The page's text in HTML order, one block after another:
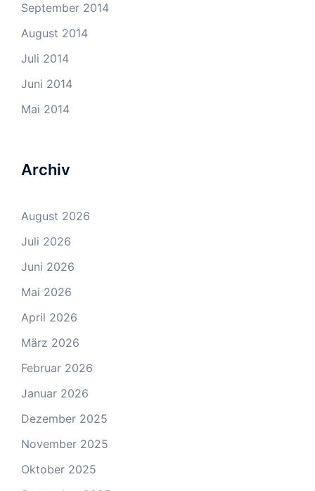
September 2014
August 2014
Juli 2014
Juni 2014
Mai 2014
Archiv
August 2026
Juli 2026
Juni 2026
Mai 2026
April 2026
März 2026
Februar 2026
Januar 2026
Dezember 2025
November 2025
Oktober 2025